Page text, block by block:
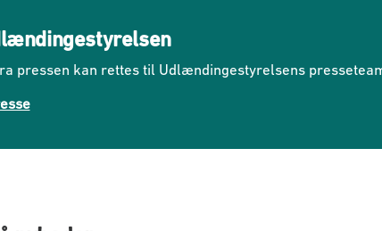
pressen kan rettes til Udlændingestyrelsens